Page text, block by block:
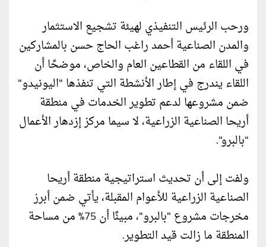
ورحب الرئيس التنفيذي لهيئة تشجيع الاستثمار
والمدن الصناعية أحمد راغب الحاج حسن بالمشاركين
في اللقاء من القطاعين العام والخاص، موضحًا أن
اللقاء يندرج في إطار الأنشطة التي تنفذها "اليونيدو"
ضمن مشروعها لدعم تطوير الخدمات في منطقة
أريحا الصناعية الزراعية، لا سيما مركز إزدهار الأعمال
"بالبرو".
ولفت إلى أن تحديث استراتيجية منطقة أريحا
الصناعية الزراعية للأعوام المقبلة، يأتي ضمن أبرز
مخرجات مشروع "بالبرو"، مبينًا أن 75% من مساحة
المنطقة ما زالت قيد التطوير.